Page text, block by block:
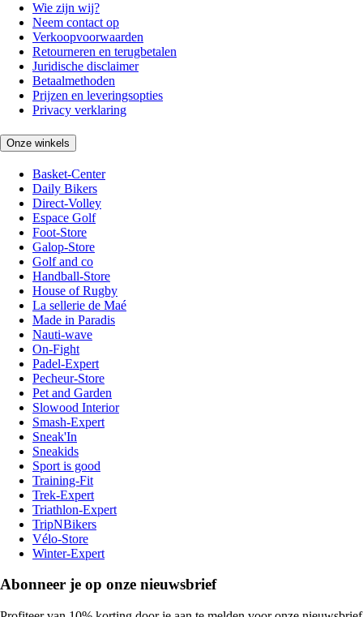
Wie zijn wij?
Neem contact op
Verkoopvoorwaarden
Retourneren en terugbetalen
Juridische disclaimer
Betaalmethoden
Prijzen en leveringsopties
Privacy verklaring
Onze winkels
Basket-Center
Daily Bikers
Direct-Volley
Espace Golf
Foot-Store
Galop-Store
Golf and co
Handball-Store
House of Rugby
La sellerie de Maé
Made in Paradis
Nauti-wave
On-Fight
Padel-Expert
Pecheur-Store
Pet and Garden
Slowood Interior
Smash-Expert
Sneak'In
Sneakids
Sport is good
Training-Fit
Trek-Expert
Triathlon-Expert
TripNBikers
Vélo-Store
Winter-Expert
Abonneer je op onze nieuwsbrief